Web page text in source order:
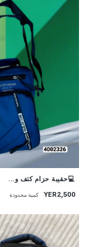
💻حقيبة حزام كتف و...
YER2,500 كمية محدودة